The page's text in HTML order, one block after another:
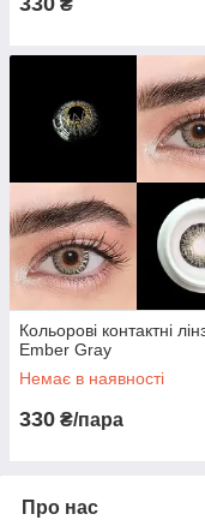
₴
Кольорові контактні
Ember Gray
Немає в наявності
330 ₴/пара
Про нас